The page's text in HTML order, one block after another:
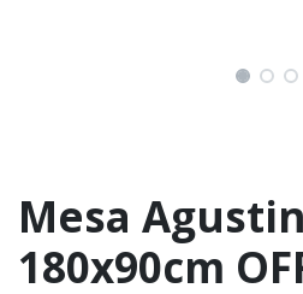
Mesa
180x90cm